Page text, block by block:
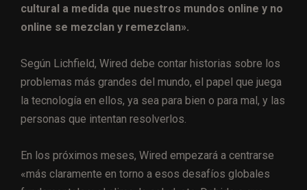
cultural a medida que nuestros mundos online y no
online se mezclan y remezclan».
Según Lichfield, Wired debe contar historias sobre los
problemas más grandes del mundo, el papel que juega
la tecnología en ellos, ya sea para bien o para mal, y las
personas que intentan resolverlos.
En los próximos meses, Wired empezará a centrarse
«más claramente en torno a esos desafíos globales